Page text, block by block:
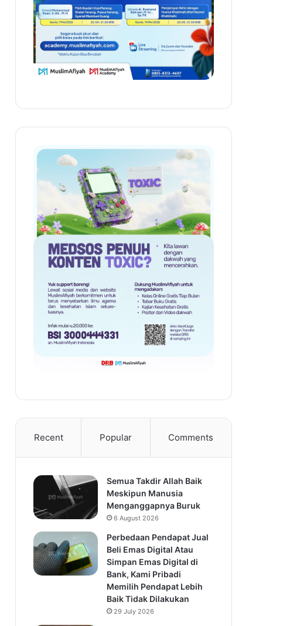
Recent Popular Comments
Semua Takdir Allah Baik
Meskipun Manusia
Menganggapnya Buruk
6 August 2026
Perbedaan Pendapat Jual
Beli Emas Digital Atau
Simpan Emas Digital di
Bank, Kami Pribadi
Memilih Pendapat Lebih
Baik Tidak Dilakukan
29 July 2026